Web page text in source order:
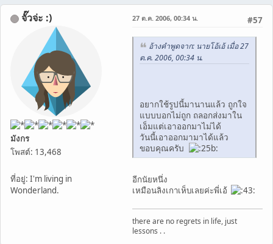
จั๊วจ่ะ :)
มังกร
โพสต์: 13,468
ที่อยู่: I'm living in
Wonderland.
#57
27 ต.ค. 2006, 00:34 น.
อ้างคำพูดจาก: นายโอ้เอ้ เมื่อ 27
ต.ค. 2006, 00:34 น.
อยากใช้รูปนี้มานานแล้ว ถูกใจ
แบบบอกไม่ถูก ถลอกส่งมาใน
เอ็มแต่เอาออกมาไม่ได้
วันนี้เอาออกมามาได้แล้ว
ขอบคุณครับ
อีกนัยหนึ่ง
เหมือนลิงเกาเห็บเลยค่ะพี่เอ้
there are no regrets in life, just
lessons . .